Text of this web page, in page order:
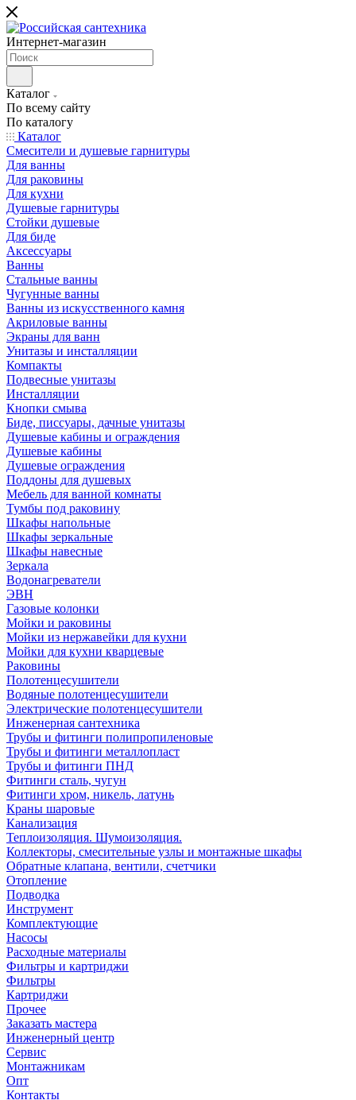
Интернет-магазин
Каталог
По всему сайту
По каталогу
Каталог
Смесители и душевые гарнитуры
Для ванны
Для раковины
Для кухни
Душевые гарнитуры
Стойки душевые
Для биде
Аксессуары
Ванны
Стальные ванны
Чугунные ванны
Ванны из искусственного камня
Акриловые ванны
Экраны для ванн
Унитазы и инсталляции
Компакты
Подвесные унитазы
Инсталляции
Кнопки смыва
Биде, писсуары, дачные унитазы
Душевые кабины и ограждения
Душевые кабины
Душевые ограждения
Поддоны для душевых
Мебель для ванной комнаты
Тумбы под раковину
Шкафы напольные
Шкафы зеркальные
Шкафы навесные
Зеркала
Водонагреватели
ЭВН
Газовые колонки
Мойки и раковины
Мойки из нержавейки для кухни
Мойки для кухни кварцевые
Раковины
Полотенцесушители
Водяные полотенцесушители
Электрические полотенцесушители
Инженерная сантехника
Трубы и фитинги полипропиленовые
Трубы и фитинги металлопласт
Трубы и фитинги ПНД
Фитинги сталь, чугун
Фитинги хром, никель, латунь
Краны шаровые
Канализация
Теплоизоляция. Шумоизоляция.
Коллекторы, смесительные узлы и монтажные шкафы
Обратные клапана, вентили, счетчики
Отопление
Подводка
Инструмент
Комплектующие
Насосы
Расходные материалы
Фильтры и картриджи
Фильтры
Картриджи
Прочее
Заказать мастера
Инженерный центр
Сервис
Монтажникам
Опт
Контакты